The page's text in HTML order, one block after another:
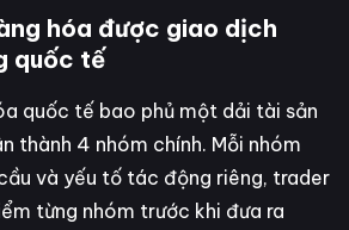
hóa được giao dịch
quốc tế
quốc tế bao phủ một dải tài sản
thành 4 nhóm chính. Mỗi nhóm
và yếu tố tác động riêng, trader
từng nhóm trước khi đưa ra